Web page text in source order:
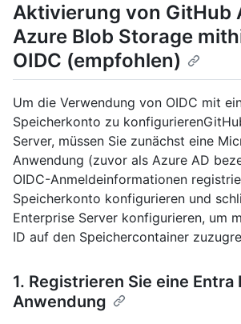
Aktivierung von GitHub
Azure Blob Storage
OIDC (empfohlen)
Um die Verwendung von OIDC mit
Speicherkonto zu
Server, müssen Sie zunächst eine
Anwendung (zuvor als Azure AD
OIDC-Anmeldeinformationen
Speicherkonto konfigurieren und
Enterprise Server konfigurieren, um
ID auf den Speichercontainer
1. Registrieren Sie eine Entra
Anwendung